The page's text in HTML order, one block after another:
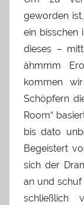
geworden
ein bisschen
dieses –
ähmmm
kommen
Schöpfern
Room“
bis dato
Begeistert
sich der
an und schuf
schließlich